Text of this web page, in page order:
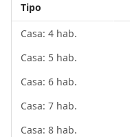
Tipo
Casa: 4 hab.
Casa: 5 hab.
Casa: 6 hab.
Casa: 7 hab.
Casa: 8 hab.